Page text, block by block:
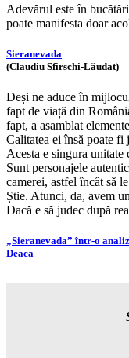
Adevărul este în
poate manifesta doar
Sieranevada
(Claudiu Sfirschi-Lăudat)
Deși ne aduce în
fapt de viață din
fapt, a asamblat
Calitatea ei însă poate fi
Acesta e singura
Sunt personajele
camerei, astfel încât să
Știe. Atunci, da, avem
Dacă e să judec după
„Sieranevada” într-o
Deaca